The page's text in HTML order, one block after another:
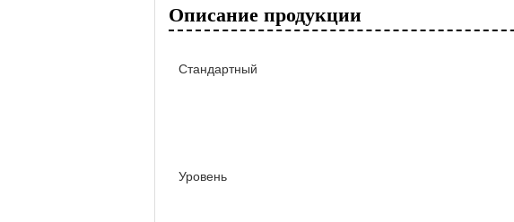
Описание продукции
Стандартный
Уровень